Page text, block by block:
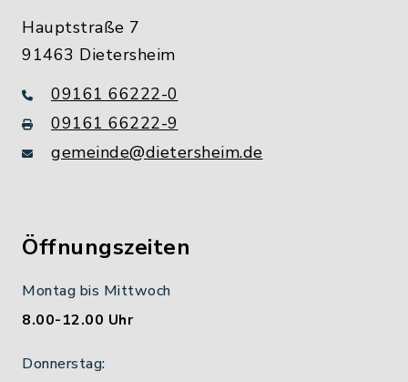
Hauptstraße 7
91463 Dietersheim
09161 66222-0
09161 66222-9
gemeinde@dietersheim.de
Öffnungszeiten
Montag bis Mittwoch
8.00-12.00 Uhr
Donnerstag: